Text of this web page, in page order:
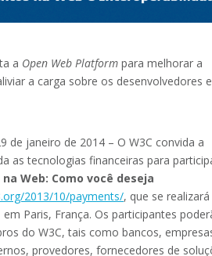
a Open Web Platform para melhorar a
a carga sobre os desenvolvedores e
de janeiro de 2014 – O W3C convida a
as tecnologias financeiras para
Web: Como você deseja
2013/10/payments/, que se
Paris, França. Os participantes
do W3C, tais como bancos,
provedores, fornecedores de